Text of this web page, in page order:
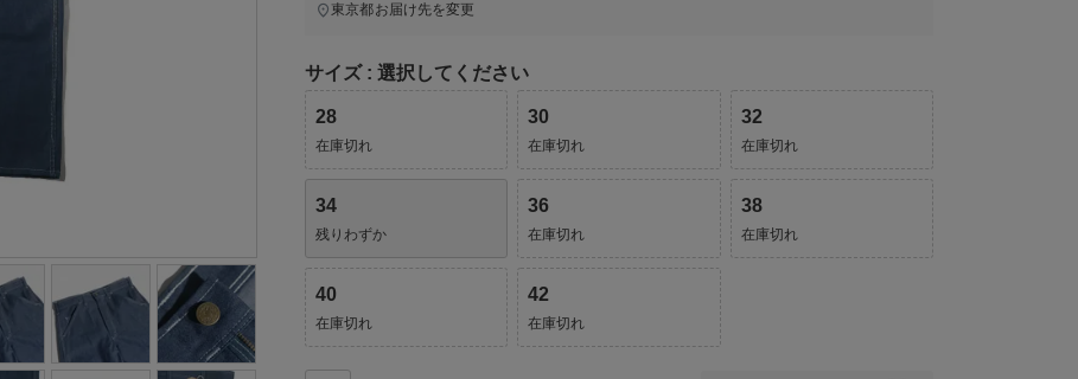
東京都お届け先を変更
サイズ 選択してください
28
在庫切れ
30
在庫切れ
32
在庫切れ
34
残りわずか
36
在庫切れ
38
在庫切れ
40
在庫切れ
42
在庫切れ